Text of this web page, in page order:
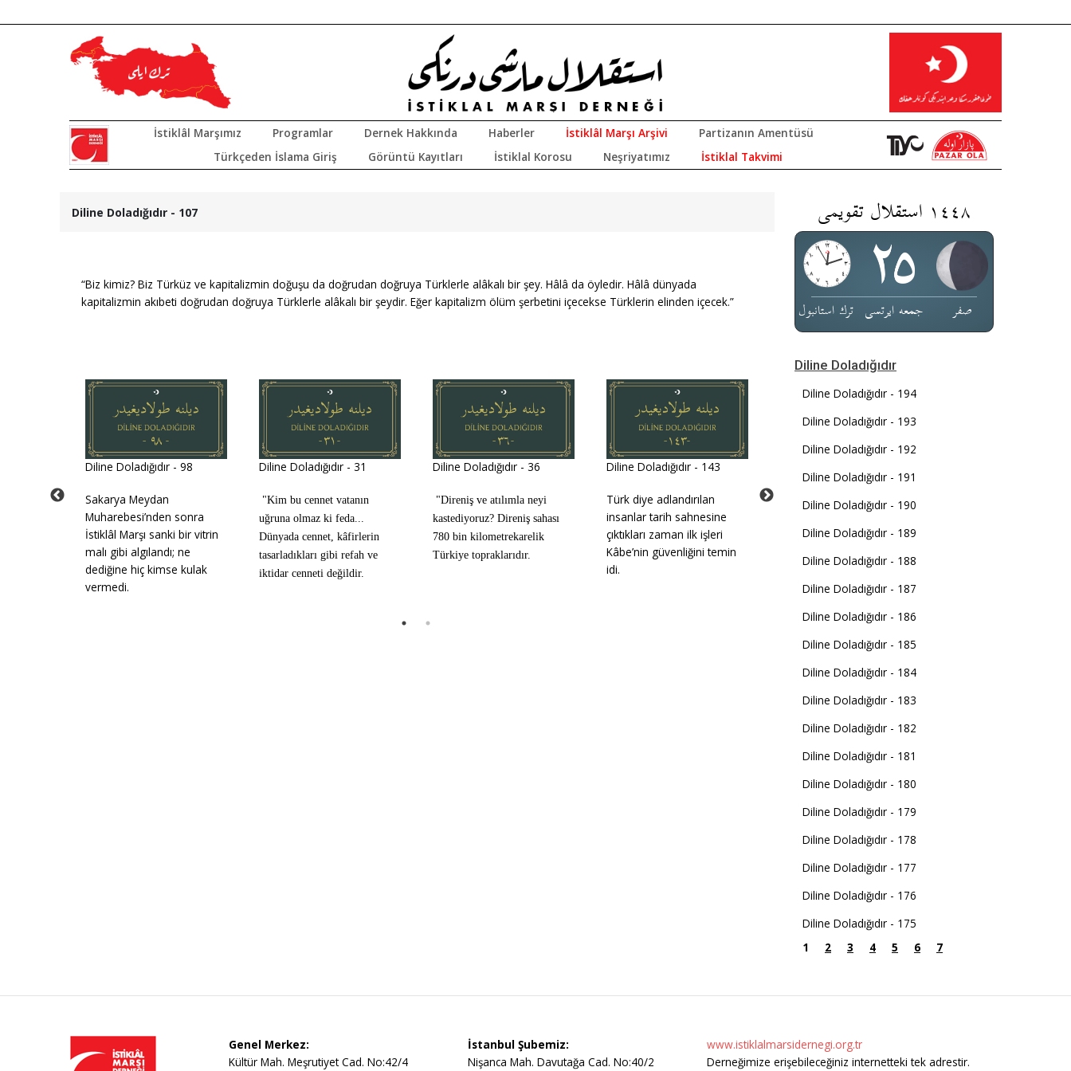
İstiklâl Marşımız Programlar Dernek Hakkında Haberler İstiklâl Marşı Arşivi
Partizanın Amentüsü
Türkçeden İslama Giriş
Görüntü Kayıtları İstiklal Korosu Neşriyatımız İstiklal Takvimi
Diline Doladığıdır - 107
“Biz kimiz? Biz Türküz ve kapitalizmin doğuşu da doğrudan doğruya Türklerle alâkalı bir şey. Hâlâ da öyledir. Hâlâ dünyada
kapitalizmin akıbeti doğrudan doğruya Türklerle alâkalı bir şeydir. Eğer kapitalizm ölüm şerbetini içecekse Türklerin elinden içecek.”
varsa
Diline Doladığıdır - 98
Sakarya Meydan
Muharebesi’nden sonra
İstiklâl Marşı sanki bir vitrin
malı gibi algılandı; ne
dediğine hiç kimse kulak
vermedi.
Diline Doladığıdır - 31
"Kim bu cennet vatanın
uğruna olmaz ki feda...
Dünyada cennet, kâfirlerin
tasarladıkları gibi refah ve
iktidar cenneti değildir.
Diline Doladığıdır - 36
"Direniş ve atılımla neyi
kastediyoruz? Direniş sahası
780 bin kilometrekarelik
Türkiye topraklarıdır.
Diline Doladığıdır - 143
Türk diye adlandırılan
insanlar tarih sahnesine
çıktıkları zaman ilk işleri
Kâbe’nin güvenliğini temin
idi.
"Kur'an-ı Kerim biz
uğramayalım diye nazil oldu."
١٤٤٨ استقلال تقویمی
ترك استانبول جمعە ایرتسی صفر
Diline Doladığıdır
Diline Doladığıdır - 194
Diline Doladığıdır - 193
Diline Doladığıdır - 192
Diline Doladığıdır - 191
Diline Doladığıdır - 190
Diline Doladığıdır - 189
Diline Doladığıdır - 188
Diline Doladığıdır - 187
Diline Doladığıdır - 186
Diline Doladığıdır - 185
Diline Doladığıdır - 184
Diline Doladığıdır - 183
Diline Doladığıdır - 182
Diline Doladığıdır - 181
Diline Doladığıdır - 180
Diline Doladığıdır - 179
Diline Doladığıdır - 178
Diline Doladığıdır - 177
Diline Doladığıdır - 176
Diline Doladığıdır - 175
1
2 3 4 5 6 7
Genel Merkez:
Kültür Mah. Meşrutiyet Cad. No:42/4
İstanbul Şubemiz:
Nişanca Mah. Davutağa Cad. No:40/2
www.istiklalmarsidernegi.org.tr
Derneğimize erişebileceğiniz internetteki tek adrestir.